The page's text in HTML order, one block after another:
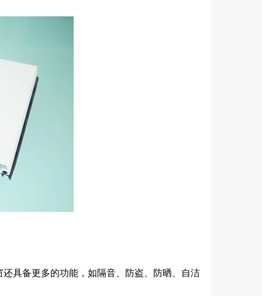
具备更多的功能，如隔音、防盗、防晒、自洁